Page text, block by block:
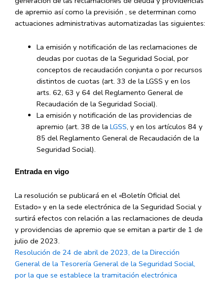
de apremio así como la previsión , se determinan como
actuaciones administrativas automatizadas las siguientes:
La emisión y notificación de las reclamaciones de
deudas por cuotas de la Seguridad Social, por
conceptos de recaudación conjunta o por recursos
distintos de cuotas (art. 33 de la LGSS y en los
arts. 62, 63 y 64 del Reglamento General de
Recaudación de la Seguridad Social).
La emisión y notificación de las providencias de
apremio (art. 38 de la LGSS, y en los artículos 84 y
85 del Reglamento General de Recaudación de la
Seguridad Social).
Entrada en vigo
La resolución se publicará en el «Boletín Oficial del
Estado» y en la sede electrónica de la Seguridad Social y
surtirá efectos con relación a las reclamaciones de deuda
y providencias de apremio que se emitan a partir de 1 de
julio de 2023.
Resolución de 24 de abril de 2023, de la Dirección
General de la Tesorería General de la Seguridad Social,
por la que se establece la tramitación electrónica